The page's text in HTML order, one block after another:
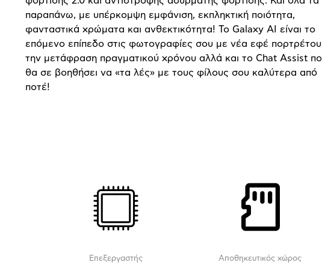
παραπάνω, με υπέρκομψη εμφάνιση, εκπληκτική ποιότητα,
φανταστικά χρώματα και ανθεκτικότητα! Το Galaxy AI είναι το
επόμενο επίπεδο στις φωτογραφίες σου με νέα εφέ
την μετάφραση πραγματικού χρόνου αλλά και το Chat Assist
θα σε βοηθήσει να «τα λές» με τους φίλους σου καλύτερα από
ποτέ!
Επεξεργαστής Αποθηκευτικός χώρος